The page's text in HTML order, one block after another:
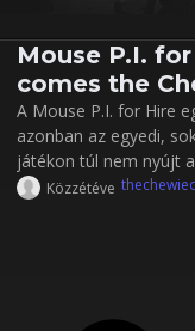
Mouse P.I.
comes the
A Mouse P.I. for Hire
azonban az egyedi,
játékon túl nem nyújt
Közzétéve